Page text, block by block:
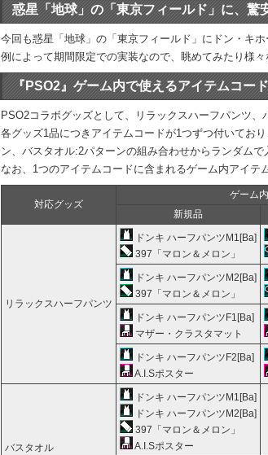
惑星「地球」の「東京フィールド」に、
今回も惑星「地球」の「東京フィールド」にドン・キホ
例によって期間限定での実装なので、眺めてみたり様
『PSO2』ゲーム内で使えるアイテムコー
PSO2コラボグッズとして、リラックスハーフパンツ、
各グッズ1品につきアイテムコードが1つずつ付いてお
ン、バスタオル:2パターンの組み合わせからランダムで
なお、1つのアイテムコードに含まれるゲーム内アイテ
対応グッズ
ゲーム
新規品
リラックスハーフパンツ
ドンキ ハーフパンツM1[Ba]
397「マロン＆メロン」
ドンキ ハーフパンツM2[Ba]
397「マロン＆メロン」
ドンキ ハーフパンツF1[Ba]
マザー・クラスタマット
ドンキ ハーフパンツF2[Ba]
A.I.Sポスター
バスタオル
ドンキ ハーフパンツM1[Ba]
ドンキ ハーフパンツM2[Ba]
397「マロン＆メロン」
A.I.Sポスター